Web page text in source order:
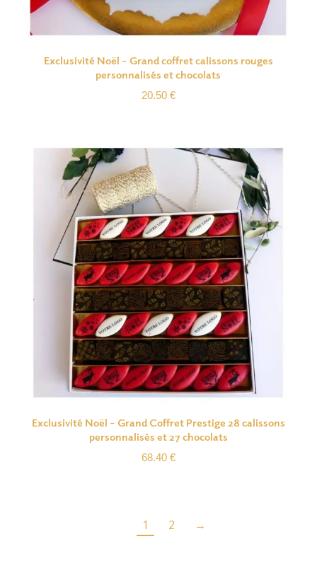
Exclusivité Noël – Grand coffret calissons rouges
personnalisés et chocolats
20.50 €
Exclusivité Noël – Grand Coffret Prestige 28 calissons
personnalisés et 27 chocolats
68.40 €
1 2 →